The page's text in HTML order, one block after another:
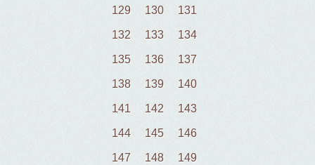
129 130 131
132 133 134
135 136 137
138 139 140
141 142 143
144 145 146
147 148 149